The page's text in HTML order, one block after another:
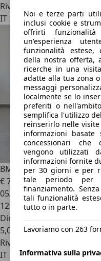
Rivenditore
IT 20851Lissone - Monza
BMW 120 120d Futura
€ 7.800
05/2008
129.000 km
Diesel
5,0 l/100 km (comb.)
Rivenditore
IT 13030Caresanablot -
Noi e terze parti
inclusi cookie e
offrirti
un'esperienza
funzionalità estese,
della nostra offerta,
ricerche in una
adatte alla tua zona
messaggi
localmente se lo
preferiti o
semplifica l'utilizzo
reinserirlo nelle visite
informazioni basate
concessionari che
vengono utilizzati
informazioni fornite
per 30 giorni e per
tale periodo per
finanziamento.
tali funzionalità
tutto o in parte.
Lavoriamo con 263
Informativa sulla